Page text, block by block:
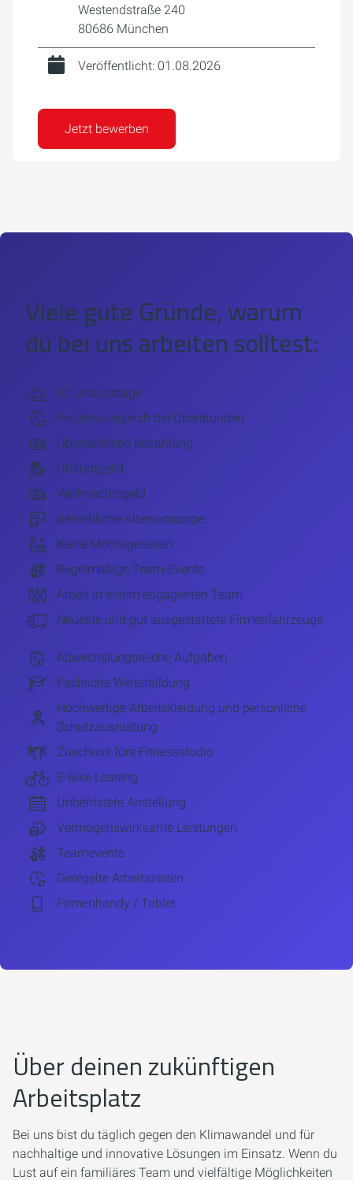
Westendstraße 240
80686 München
Veröffentlicht: 01.08.2026
Jetzt bewerben
Viele gute Gründe, warum
du bei uns arbeiten solltest:
30 Urlaubstage
Freizeitausgleich bei Überstunden
Übertarifliche Bezahlung
Urlaubsgeld
Weihnachtsgeld
Betriebliche Altersvorsorge
Keine Montagereisen
Regelmäßige Team-Events
Arbeit in einem engagierten Team
Neueste und gut ausgestattete Firmenfahrzeuge
Abwechslungsreiche Aufgaben
Fachliche Weiterbildung
Hochwertige Arbeitskleidung und persönliche
Schutzausrüstung
Zuschuss fürs Fitnessstudio
E-Bike Leasing
Unbefristete Anstellung
Vermögenswirksame Leistungen
Teamevents
Geregelte Arbeitszeiten
Firmenhandy / Tablet
Über deinen zukünftigen
Arbeitsplatz
Bei uns bist du täglich gegen den Klimawandel und für
nachhaltige und innovative Lösungen im Einsatz. Wenn du
Lust auf ein familiäres Team und vielfältige Möglichkeiten